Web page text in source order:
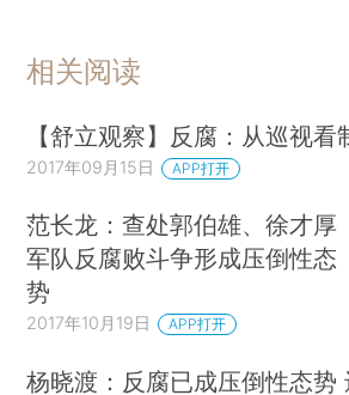
相关阅读
【舒立观察】反腐：从巡视看
2017年09月15日 APP打开
范长龙：查处郭伯雄、徐才厚
军队反腐败斗争形成压倒性态
势
2017年10月19日 APP打开
杨晓渡：反腐已成压倒性态势